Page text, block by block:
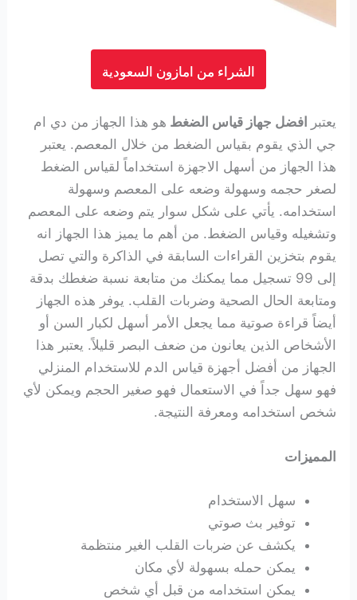
الشراء من امازون السعودية
يعتبر افضل جهاز قياس الضغط هو هذا الجهاز من دي ام
جي الذي يقوم بقياس الضغط من خلال المعصم. يعتبر
هذا الجهاز من أسهل الاجهزة استخداماً لقياس الضغط
لصغر حجمه وسهولة وضعه على المعصم وسهولة
استخدامه. يأتي على شكل سوار يتم وضعه على المعصم
وتشغيله وقياس الضغط. من أهم ما يميز هذا الجهاز انه
يقوم بتخزين القراءات السابقة في الذاكرة والتي تصل
إلى 99 تسجيل مما يمكنك من متابعة نسبة ضغطك بدقة
ومتابعة الحال الصحية وضربات القلب. يوفر هذه الجهاز
أيضاً قراءة صوتية مما يجعل الأمر أسهل لكبار السن أو
الأشخاص الذين يعانون من ضعف البصر قليلاً. يعتبر هذا
الجهاز من أفضل أجهزة قياس الدم للاستخدام المنزلي
فهو سهل جداً في الاستعمال فهو صغير الحجم ويمكن لأي
شخص استخدامه ومعرفة النتيجة.
المميزات
سهل الاستخدام
توفير بث صوتي
يكشف عن ضربات القلب الغير منتظمة
يمكن حمله بسهولة لأي مكان
يمكن استخدامه من قبل أي شخص